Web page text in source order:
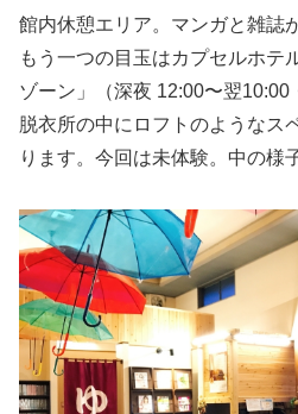
館内休憩エリア。マンガと雑誌
もう一つの目玉はカプセルホテ
ゾーン」（深夜 12:00〜翌10:00
脱衣所の中にロフトのようなス
ります。今回は未体験。中の様